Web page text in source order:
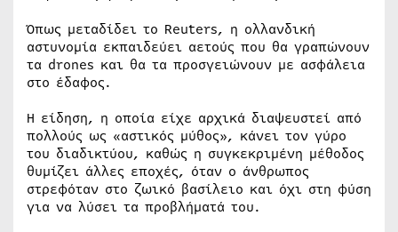
Όπως μεταδίδει το Reuters, η ολλανδική
αστυνομία εκπαιδεύει αετούς που θα γραπώνουν
τα drones και θα τα προσγειώνουν με ασφάλεια
στο έδαφος.
Η είδηση, η οποία είχε αρχικά διαψευστεί από
πολλούς ως «αστικός μύθος», κάνει τον γύρο
του διαδικτύου, καθώς η συγκεκριμένη μέθοδος
θυμίζει άλλες εποχές, όταν ο άνθρωπος
στρεφόταν στο ζωικό βασίλειο και όχι στη φύση
για να λύσει τα προβλήματά του.